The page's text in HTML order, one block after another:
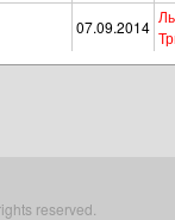
07.09.2014
reserved.